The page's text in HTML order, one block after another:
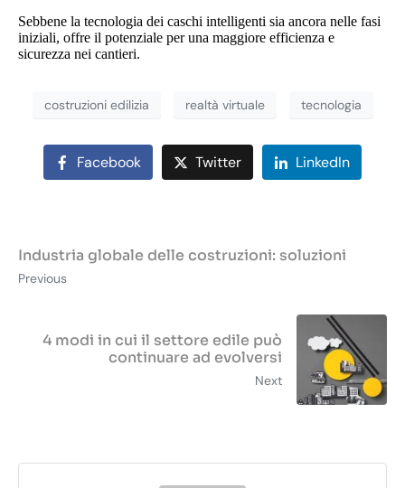
Sebbene la tecnologia dei caschi intelligenti sia ancora nelle fasi
iniziali, offre il potenziale per una maggiore efficienza e
sicurezza nei cantieri.
costruzioni edilizia realtà virtuale tecnologia
Facebook Twitter LinkedIn
Industria globale delle costruzioni: soluzioni
Previous
4 modi in cui il settore edile può
continuare ad evolversi
Next